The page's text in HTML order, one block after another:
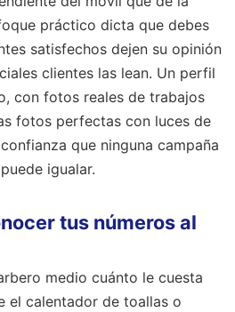
práctico dicta que debes
satisfechos dejen su opinión
clientes las lean. Un perfil
con fotos reales de trabajos
fotos perfectas con luces de
que ninguna campaña
igualar.
tus números al
medio cuánto le cuesta
el calentador de toallas o